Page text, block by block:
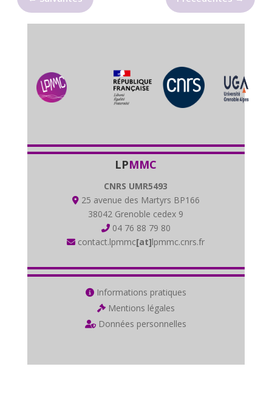
LPMMC
CNRS UMR5493
25 avenue des Martyrs BP166
38042 Grenoble cedex 9
04 76 88 79 80
contact.lpmmc[at]lpmmc.cnrs.fr
Informations pratiques
Mentions légales
Données personnelles